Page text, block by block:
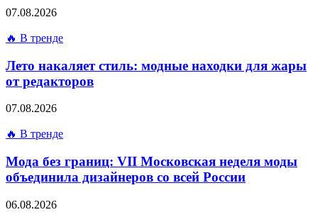
07.08.2026
🔥 В тренде
Лето накаляет стиль: модные находки для жары
от редакторов
07.08.2026
🔥 В тренде
Мода без границ: VII Московская неделя моды
объединила дизайнеров со всей России
06.08.2026